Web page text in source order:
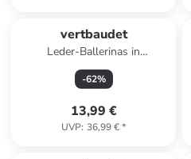
vertbaudet
Leder-Ballerinas in
Dunkelblau
-62%
13,99 €
UVP: 36,99 €*